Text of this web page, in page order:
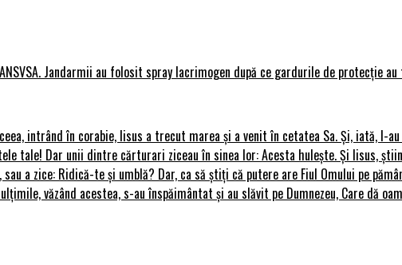
Jandarmii au folosit spray lacrimogen după ce gardurile de protecție
intrând în corabie, Iisus a trecut marea și a venit în cetatea Sa. Și, iată, I-
tale! Dar unii dintre cărturari ziceau în sinea lor: Acesta hulește. Și Iisus,
a zice: Ridică-te și umblă? Dar, ca să știți că putere are Fiul Omului pe
văzând acestea, s-au înspăimântat și au slăvit pe Dumnezeu, Care dă